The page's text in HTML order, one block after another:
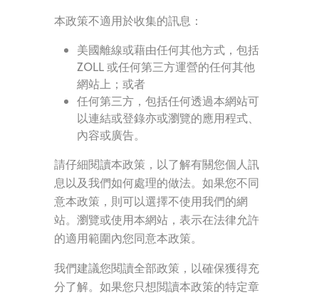
本政策不適用於收集的訊息：
美國離線或藉由任何其他方式，包括
ZOLL 或任何第三方運營的任何其他
網站上；或者
任何第三方，包括任何透過本網站可
以連結或登錄亦或瀏覽的應用程式、
內容或廣告。
請仔細閱讀本政策，以了解有關您個人訊
息以及我們如何處理的做法。如果您不同
意本政策，則可以選擇不使用我們的網
站。瀏覽或使用本網站，表示在法律允許
的適用範圍內您同意本政策。
我們建議您閱讀全部政策，以確保獲得充
分了解。如果您只想閲讀本政策的特定章